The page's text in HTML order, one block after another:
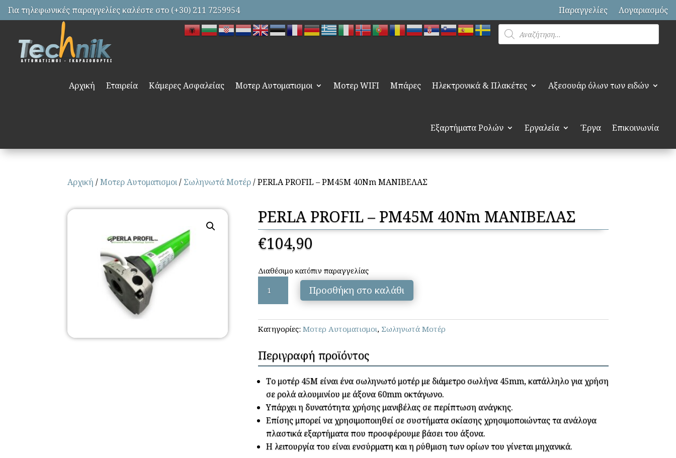
Για τηλεφωνικές παραγγελίες καλέστε στο (+30) 211 7259954 Παραγγελίες
Λογαριασμός
Products
search
Αρχική Εταιρεία Κάμερες Ασφαλείας Μοτερ Αυτοματισμοι Μοτερ WIFI Μπάρες Ηλεκτρονικά & Πλακέτες Αξεσουάρ όλων των ειδών
Εξαρτήματα Ρολών Εργαλεία Έργα Επικοινωνία
Αρχική /Μοτερ Αυτοματισμοι/ Σωληνωτά Μοτέρ/ PERLA PROFIL – PM45M 40Nm ΜΑΝΙΒΕΛΑΣ
PERLA PROFIL – PM45M 40Nm ΜΑΝΙΒΕΛΑΣ
€104,90
Διαθέσιμο κατόπιν παραγγελίας
PROFIL
-
PM45M
40Nm
ποσότητα
Προσθήκη στο καλάθι
Κατηγορίες: Μοτερ Αυτοματισμοι, Σωληνωτά Μοτέρ
Περιγραφή προϊόντος
Το μοτέρ 45Μ είναι ένα σωληνωτό μοτέρ με διάμετρο σωλήνα 45mm, κατάλληλο για χρήση
σε ρολά αλουμινίου με άξονα 60mm οκτάγωνο.
Υπάρχει η δυνατότητα χρήσης μανιβέλας σε περίπτωση ανάγκης.
Επίσης μπορεί να χρησιμοποιηθεί σε συστήματα σκίασης χρησιμοποιώντας τα ανάλογα
πλαστικά εξαρτήματα που προσφέρουμε βάσει του άξονα.
Η λειτουργία του είναι ενσύρματη και η ρύθμιση των ορίων του γίνεται μηχανικά.